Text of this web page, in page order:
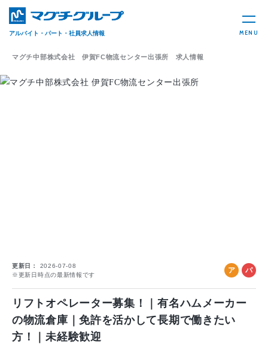
アルバイト・パート・社員求人情報 MENU
マグチ中部株式会社 伊賀FC物流センター出張所 求人情報
更新日
2026-07-08
※更新日時点の最新情報です
ア
バ
パ
リフトオペレーター募集！｜有名ハムメーカー
の物流倉庫｜免許を活かして長期で働きたい
方！｜未経験歓迎